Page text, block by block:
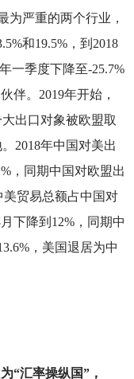
为严重的两个行业，
和19.5%，到2018
一季度下降至-25.7%
伴。2019年开始，
出口对象被欧盟取
2018年中国对美出
，同期中国对欧盟出
美贸易总额占中国对
下降到12%，同期中
，美国退居为中
“汇率操纵国”，